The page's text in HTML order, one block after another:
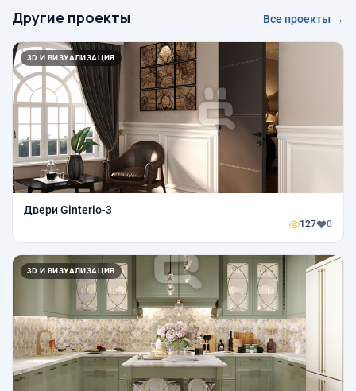
Другие проекты Все проекты →
3D И ВИЗУАЛИЗАЦИЯ
Двери Ginterio-3
127 0
3D И ВИЗУАЛИЗАЦИЯ